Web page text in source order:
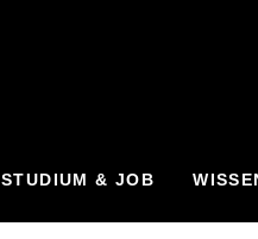
STUDIUM & JOB